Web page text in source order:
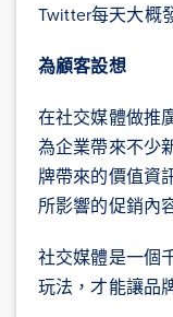
Twitter每天大概
為顧客設想
在社交媒體做推
為企業帶來不少
牌帶來的價值資
所影響的促銷內
社交媒體是一個
玩法，才能讓品